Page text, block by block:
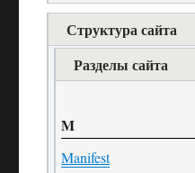
Структура сайта
Разделы сайта
M
Manifest